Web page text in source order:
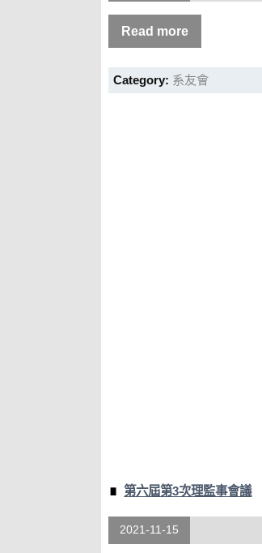
Read more
Category: 系友會
第六屆第3次理監事會議
2021-11-15